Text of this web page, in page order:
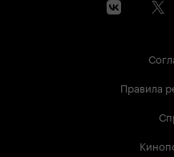
Правила